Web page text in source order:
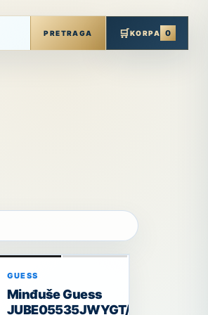
GUESS
Minđuše Guess
JUBE05535JWYGT/U
PRETRAGA 🛒KORPA 0